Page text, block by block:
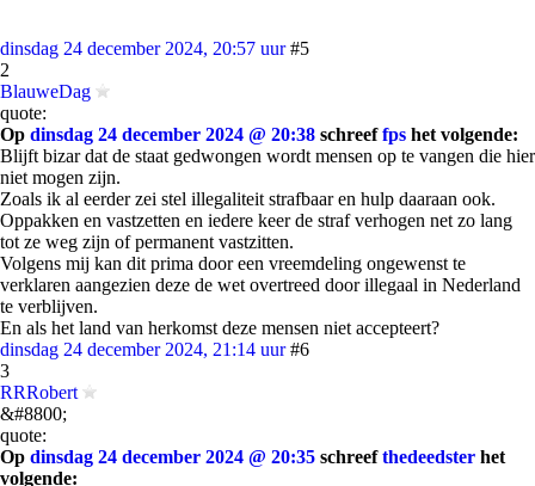
dinsdag 24 december 2024, 20:57 uur #5
2
BlauweDag
quote:
Op dinsdag 24 december 2024 @ 20:38 schreeffps het volgende:
Blijft bizar dat de staat gedwongen wordt mensen op te vangen die hier
niet mogen zijn.
Zoals ik al eerder zei stel illegaliteit strafbaar en hulp daaraan ook.
Oppakken en vastzetten en iedere keer de straf verhogen net zo lang
tot ze weg zijn of permanent vastzitten.
Volgens mij kan dit prima door een vreemdeling ongewenst te
verklaren aangezien deze de wet overtreed door illegaal in Nederland
te verblijven.
En als het land van herkomst deze mensen niet accepteert?
dinsdag 24 december 2024, 21:14 uur #6
3
RRRobert
&#8800;
quote:
Op dinsdag 24 december 2024 @ 20:35 schreefthedeedster het
volgende: